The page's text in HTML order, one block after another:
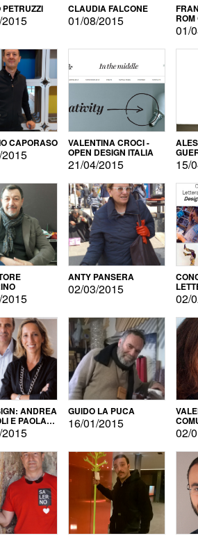
PETRUZZI CLAUDIA FALCONE
01/08/2015
01/
CAPORASO VALENTINA CROCI -
OPEN DESIGN ITALIA
21/04/2015 15/
ANTY PANSERA
02/03/2015
02/
ANDREA
E PAOLA
GUIDO LA PUCA
16/01/2015
02/